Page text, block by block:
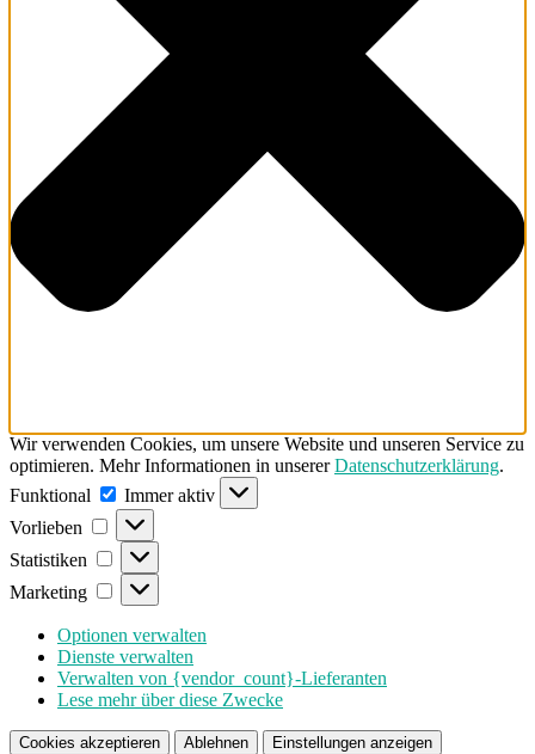
Wir verwenden Cookies, um unsere Website und unseren Service zu
optimieren. Mehr Informationen in unsererDatenschutzerklärung.
Funktional
Funktional
Immer aktiv
Vorlieben
Vorlieben
Statistiken Statistiken
Marketing Marketing
Optionen verwalten
Dienste verwalten
Verwalten von {vendor_count}-Lieferanten
Lese mehr über diese Zwecke
Cookies akzeptieren Ablehnen
Einstellungen anzeigen